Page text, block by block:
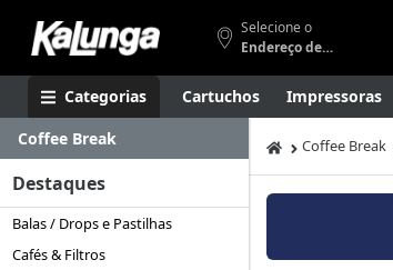
Selecione o
Endereço de entrega
Categorias Cartuchos Impressoras
Apresentação Smartphones Artes
Coffee Break
Destaques
Balas / Drops e Pastilhas
Cafés & Filtros
Coffee Break